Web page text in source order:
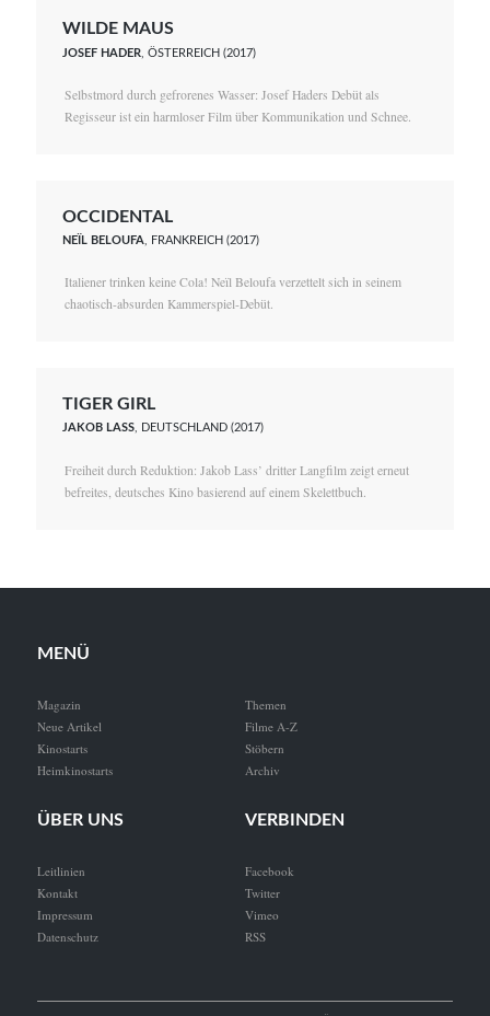
WILDE MAUS
JOSEF HADER , ÖSTERREICH (2017)
Selbstmord durch gefrorenes Wasser: Josef Haders Debüt als
Regisseur ist ein harmloser Film über Kommunikation und Schnee.
OCCIDENTAL
NEÏL BELOUFA , FRANKREICH (2017)
Italiener trinken keine Cola! Neïl Beloufa verzettelt sich in seinem
chaotisch-absurden Kammerspiel-Debüt.
TIGER GIRL
JAKOB LASS, DEUTSCHLAND (2017)
Freiheit durch Reduktion: Jakob Lass’ dritter Langfilm zeigt erneut
befreites, deutsches Kino basierend auf einem Skelettbuch.
MENÜ
Magazin
Neue Artikel
Kinostarts
Heimkinostarts
Themen
Filme A-Z
Stöbern
Archiv
ÜBER UNS
Leitlinien
Kontakt
Impressum
Datenschutz
VERBINDEN
Facebook
Twitter
Vimeo
RSS